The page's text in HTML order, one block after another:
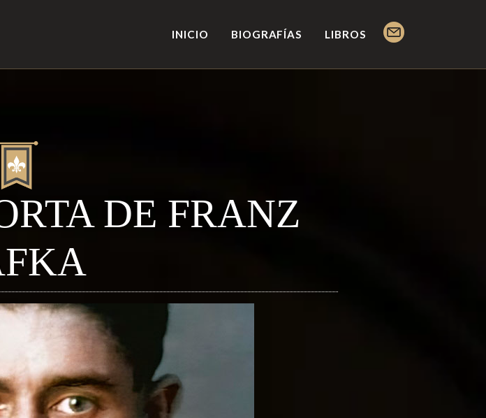
INICIO BIOGRAFÍAS LIBROS
DE FRANZ